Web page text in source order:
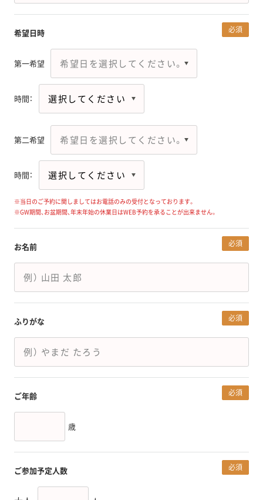
希望日時 必須
第一希望
時間：
第二希望
時間：
※当日のご予約に関しましてはお電話のみの受付となっております。
※GW期間、お盆期間、年末年始の休業日はWEB予約を承ることが出来ません。
お名前 必須
ふりがな 必須
ご年齢 必須
歳
ご参加予定人数 必須